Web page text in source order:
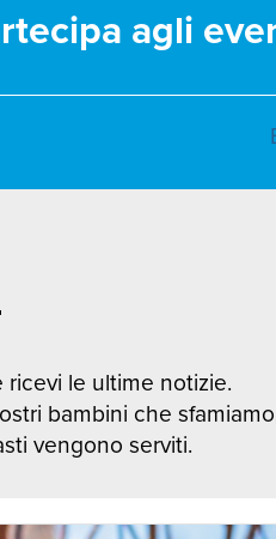
agli
le ultime notizie.
bambini che
vengono serviti.